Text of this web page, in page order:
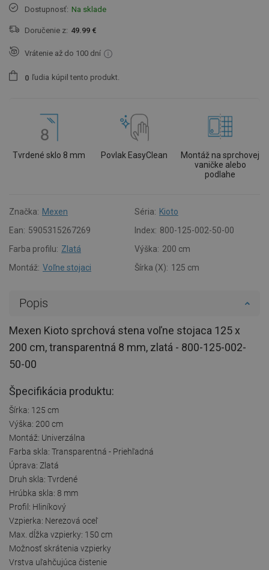
Dostupnosť: Na sklade
Doručenie z: 49.99 €
Vrátenie až do 100 dní
0 ľudia kúpil tento produkt.
Tvrdené sklo 8 mm Povlak EasyClean
Montáž na sprchovej
vaničke alebo
podlahe
Značka: Mexen Séria: Kioto
Ean: 5905315267269 Index: 800-125-002-50-00
Farba profilu: Zlatá Výška: 200 cm
Montáž: Voľne stojaci Šírka (X): 125 cm
Popis
Mexen Kioto sprchová stena voľne stojaca 125 x
200 cm, transparentná 8 mm, zlatá - 800-125-002-
50-00
Špecifikácia produktu:
Šírka: 125 cm
Výška: 200 cm
Montáž: Univerzálna
Farba skla: Transparentná - Priehľadná
Úprava: Zlatá
Druh skla: Tvrdené
Hrúbka skla: 8 mm
Profil: Hliníkový
Vzpierka: Nerezová oceľ
Max. dĺžka vzpierky: 150 cm
Možnosť skrátenia vzpierky
Vrstva uľahčujúca čistenie